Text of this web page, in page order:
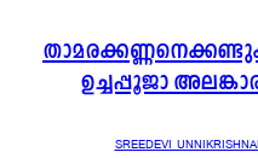
ഉച്ചപ്പൂജാ
SREEDEVI